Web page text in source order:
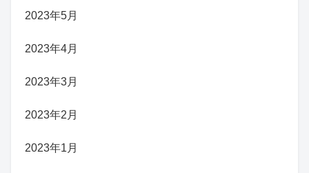
2023年5月
2023年4月
2023年3月
2023年2月
2023年1月